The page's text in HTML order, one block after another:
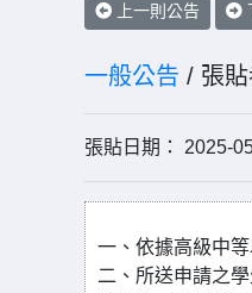
上一則公告
一般公告 / 張貼
張貼日期： 2025-
一、依據高級中
二、所送申請之